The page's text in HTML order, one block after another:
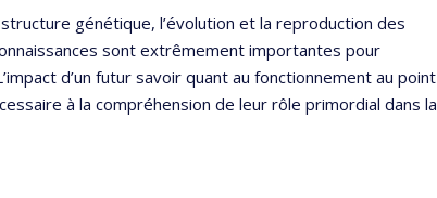
génétique, l’évolution et la reproduction des
sont extrêmement importantes pour
d’un futur savoir quant au fonctionnement au point
à la compréhension de leur rôle primordial dans la